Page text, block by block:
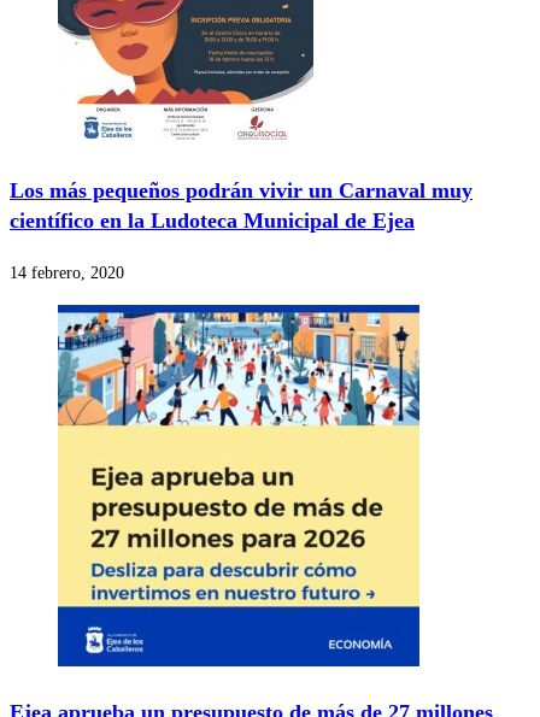
Los más pequeños podrán vivir un Carnaval muy
científico en la Ludoteca Municipal de Ejea
14 febrero, 2020
Ejea aprueba un presupuesto de más de 27 millones